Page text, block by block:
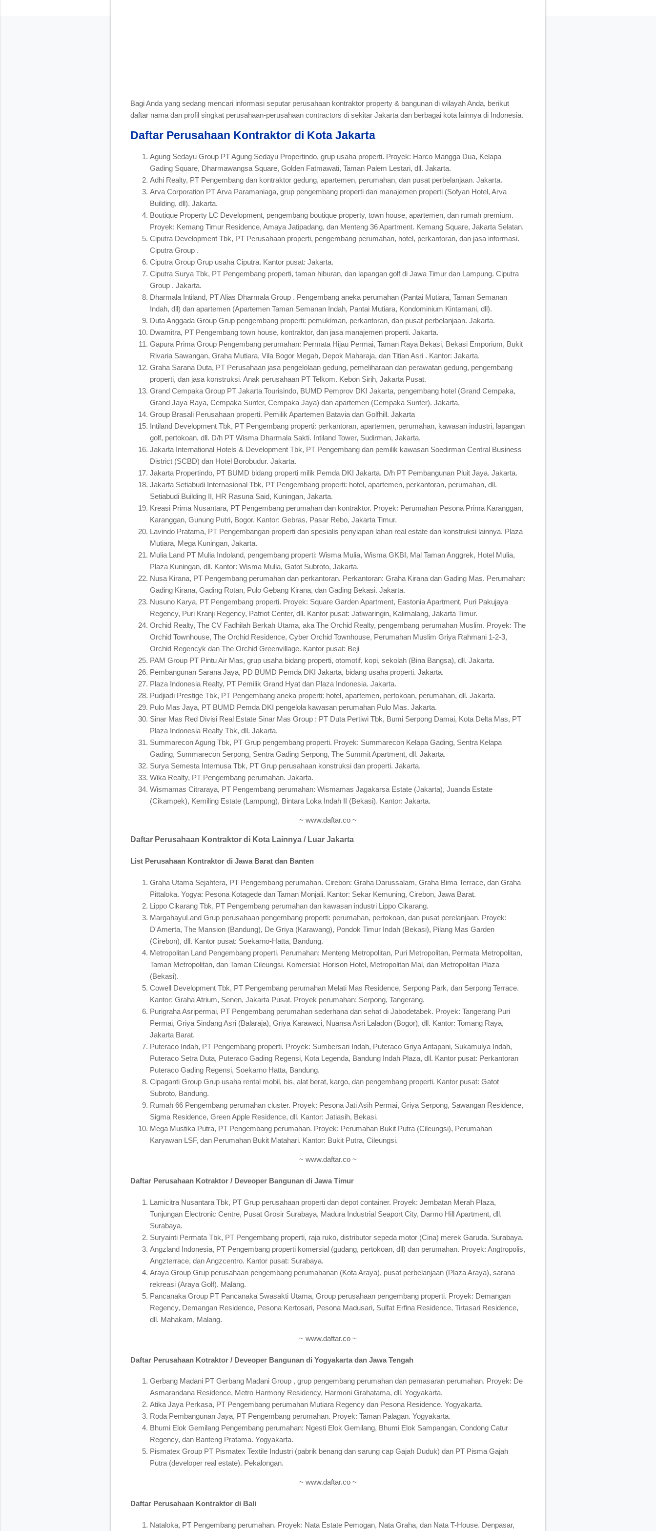
Bagi Anda yang sedang mencari informasi seputar perusahaan kontraktor property & bangunan di wilayah Anda, berikut
daftar nama dan profil singkat perusahaan-perusahaan contractors di sekitar Jakarta dan berbagai kota lainnya di Indonesia.
Daftar Perusahaan Kontraktor di Kota Jakarta
Agung Sedayu Group PT Agung Sedayu Propertindo, grup usaha properti. Proyek: Harco Mangga Dua, Kelapa
Gading Square, Dharmawangsa Square, Golden Fatmawati, Taman Palem Lestari, dll. Jakarta.
Adhi Realty, PT Pengembang dan kontraktor gedung, apartemen, perumahan, dan pusat perbelanjaan. Jakarta.
Arva Corporation PT Arva Paramaniaga, grup pengembang properti dan manajemen properti (Sofyan Hotel, Arva
Building, dll). Jakarta.
Boutique Property LC Development, pengembang boutique property, town house, apartemen, dan rumah premium.
Proyek: Kemang Timur Residence, Amaya Jatipadang, dan Menteng 36 Apartment. Kemang Square, Jakarta Selatan.
Ciputra Development Tbk, PT Perusahaan properti, pengembang perumahan, hotel, perkantoran, dan jasa informasi.
Ciputra Group .
Ciputra Group Grup usaha Ciputra. Kantor pusat: Jakarta.
Ciputra Surya Tbk, PT Pengembang properti, taman hiburan, dan lapangan golf di Jawa Timur dan Lampung. Ciputra
Group . Jakarta.
Dharmala Intiland, PT Alias Dharmala Group . Pengembang aneka perumahan (Pantai Mutiara, Taman Semanan
Indah, dll) dan apartemen (Apartemen Taman Semanan Indah, Pantai Mutiara, Kondominium Kintamani, dll).
Duta Anggada Group Grup pengembang properti: pemukiman, perkantoran, dan pusat perbelanjaan. Jakarta.
Dwamitra, PT Pengembang town house, kontraktor, dan jasa manajemen properti. Jakarta.
Gapura Prima Group Pengembang perumahan: Permata Hijau Permai, Taman Raya Bekasi, Bekasi Emporium, Bukit
Rivaria Sawangan, Graha Mutiara, Vila Bogor Megah, Depok Maharaja, dan Titian Asri . Kantor: Jakarta.
Graha Sarana Duta, PT Perusahaan jasa pengelolaan gedung, pemeliharaan dan perawatan gedung, pengembang
properti, dan jasa konstruksi. Anak perusahaan PT Telkom. Kebon Sirih, Jakarta Pusat.
Grand Cempaka Group PT Jakarta Tourisindo, BUMD Pemprov DKI Jakarta, pengembang hotel (Grand Cempaka,
Grand Jaya Raya, Cempaka Sunter, Cempaka Jaya) dan apartemen (Cempaka Sunter). Jakarta.
Group Brasali Perusahaan properti. Pemilik Apartemen Batavia dan Golfhill. Jakarta
Intiland Development Tbk, PT Pengembang properti: perkantoran, apartemen, perumahan, kawasan industri, lapangan
golf, pertokoan, dll. D/h PT Wisma Dharmala Sakti. Intiland Tower, Sudirman, Jakarta.
Jakarta International Hotels & Development Tbk, PT Pengembang dan pemilik kawasan Soedirman Central Business
District (SCBD) dan Hotel Borobudur. Jakarta.
Jakarta Propertindo, PT BUMD bidang properti milik Pemda DKI Jakarta. D/h PT Pembangunan Pluit Jaya. Jakarta.
Jakarta Setiabudi Internasional Tbk, PT Pengembang properti: hotel, apartemen, perkantoran, perumahan, dll.
Setiabudi Building II, HR Rasuna Said, Kuningan, Jakarta.
Kreasi Prima Nusantara, PT Pengembang perumahan dan kontraktor. Proyek: Perumahan Pesona Prima Karanggan,
Karanggan, Gunung Putri, Bogor. Kantor: Gebras, Pasar Rebo, Jakarta Timur.
Lavindo Pratama, PT Pengembangan properti dan spesialis penyiapan lahan real estate dan konstruksi lainnya. Plaza
Mutiara, Mega Kuningan, Jakarta.
Mulia Land PT Mulia Indoland, pengembang properti: Wisma Mulia, Wisma GKBI, Mal Taman Anggrek, Hotel Mulia,
Plaza Kuningan, dll. Kantor: Wisma Mulia, Gatot Subroto, Jakarta.
Nusa Kirana, PT Pengembang perumahan dan perkantoran. Perkantoran: Graha Kirana dan Gading Mas. Perumahan:
Gading Kirana, Gading Rotan, Pulo Gebang Kirana, dan Gading Bekasi. Jakarta.
Nusuno Karya, PT Pengembang properti. Proyek: Square Garden Apartment, Eastonia Apartment, Puri Pakujaya
Regency, Puri Kranji Regency, Patriot Center, dll. Kantor pusat: Jatiwaringin, Kalimalang, Jakarta Timur.
Orchid Realty, The CV Fadhilah Berkah Utama, aka The Orchid Realty, pengembang perumahan Muslim. Proyek: The
Orchid Townhouse, The Orchid Residence, Cyber Orchid Townhouse, Perumahan Muslim Griya Rahmani 1-2-3,
Orchid Regencyk dan The Orchid Greenvillage. Kantor pusat: Beji
PAM Group PT Pintu Air Mas, grup usaha bidang properti, otomotif, kopi, sekolah (Bina Bangsa), dll. Jakarta.
Pembangunan Sarana Jaya, PD BUMD Pemda DKI Jakarta, bidang usaha properti. Jakarta.
Plaza Indonesia Realty, PT Pemilik Grand Hyat dan Plaza Indonesia. Jakarta.
Pudjiadi Prestige Tbk, PT Pengembang aneka properti: hotel, apartemen, pertokoan, perumahan, dll. Jakarta.
Pulo Mas Jaya, PT BUMD Pemda DKI pengelola kawasan perumahan Pulo Mas. Jakarta.
Sinar Mas Red Divisi Real Estate Sinar Mas Group : PT Duta Pertiwi Tbk, Bumi Serpong Damai, Kota Delta Mas, PT
Plaza Indonesia Realty Tbk, dll. Jakarta.
Summarecon Agung Tbk, PT Grup pengembang properti. Proyek: Summarecon Kelapa Gading, Sentra Kelapa
Gading, Summarecon Serpong, Sentra Gading Serpong, The Summit Apartment, dll. Jakarta.
Surya Semesta Internusa Tbk, PT Grup perusahaan konstruksi dan properti. Jakarta.
Wika Realty, PT Pengembang perumahan. Jakarta.
Wismamas Citraraya, PT Pengembang perumahan: Wismamas Jagakarsa Estate (Jakarta), Juanda Estate
(Cikampek), Kemiling Estate (Lampung), Bintara Loka Indah II (Bekasi). Kantor: Jakarta.
~ www.daftar.co ~
Daftar Perusahaan Kontraktor di Kota Lainnya / Luar Jakarta
List Perusahaan Kontraktor di Jawa Barat dan Banten
Graha Utama Sejahtera, PT Pengembang perumahan. Cirebon: Graha Darussalam, Graha Bima Terrace, dan Graha
Pittaloka. Yogya: Pesona Kotagede dan Taman Monjali. Kantor: Sekar Kemuning, Cirebon, Jawa Barat.
Lippo Cikarang Tbk, PT Pengembang perumahan dan kawasan industri Lippo Cikarang.
MargahayuLand Grup perusahaan pengembang properti: perumahan, pertokoan, dan pusat perelanjaan. Proyek:
D'Amerta, The Mansion (Bandung), De Griya (Karawang), Pondok Timur Indah (Bekasi), Pilang Mas Garden
(Cirebon), dll. Kantor pusat: Soekarno-Hatta, Bandung.
Metropolitan Land Pengembang properti. Perumahan: Menteng Metropolitan, Puri Metropolitan, Permata Metropolitan,
Taman Metropolitan, dan Taman Cileungsi. Komersial: Horison Hotel, Metropolitan Mal, dan Metropolitan Plaza
(Bekasi).
Cowell Development Tbk, PT Pengembang perumahan Melati Mas Residence, Serpong Park, dan Serpong Terrace.
Kantor: Graha Atrium, Senen, Jakarta Pusat. Proyek perumahan: Serpong, Tangerang.
Purigraha Asripermai, PT Pengembang perumahan sederhana dan sehat di Jabodetabek. Proyek: Tangerang Puri
Permai, Griya Sindang Asri (Balaraja), Griya Karawaci, Nuansa Asri Laladon (Bogor), dll. Kantor: Tomang Raya,
Jakarta Barat.
Puteraco Indah, PT Pengembang properti. Proyek: Sumbersari Indah, Puteraco Griya Antapani, Sukamulya Indah,
Puteraco Setra Duta, Puteraco Gading Regensi, Kota Legenda, Bandung Indah Plaza, dll. Kantor pusat: Perkantoran
Puteraco Gading Regensi, Soekarno Hatta, Bandung.
Cipaganti Group Grup usaha rental mobil, bis, alat berat, kargo, dan pengembang properti. Kantor pusat: Gatot
Subroto, Bandung.
Rumah 66 Pengembang perumahan cluster. Proyek: Pesona Jati Asih Permai, Griya Serpong, Sawangan Residence,
Sigma Residence, Green Apple Residence, dll. Kantor: Jatiasih, Bekasi.
Mega Mustika Putra, PT Pengembang perumahan. Proyek: Perumahan Bukit Putra (Cileungsi), Perumahan
Karyawan LSF, dan Perumahan Bukit Matahari. Kantor: Bukit Putra, Cileungsi.
~ www.daftar.co ~
Daftar Perusahaan Kotraktor / Deveoper Bangunan di Jawa Timur
Lamicitra Nusantara Tbk, PT Grup perusahaan properti dan depot container. Proyek: Jembatan Merah Plaza,
Tunjungan Electronic Centre, Pusat Grosir Surabaya, Madura Industrial Seaport City, Darmo Hill Apartment, dll.
Surabaya.
Suryainti Permata Tbk, PT Pengembang properti, raja ruko, distributor sepeda motor (Cina) merek Garuda. Surabaya.
Angzland Indonesia, PT Pengembang properti komersial (gudang, pertokoan, dll) dan perumahan. Proyek: Angtropolis,
Angzterrace, dan Angzcentro. Kantor pusat: Surabaya.
Araya Group Grup perusahaan pengembang perumahanan (Kota Araya), pusat perbelanjaan (Plaza Araya), sarana
rekreasi (Araya Golf). Malang.
Pancanaka Group PT Pancanaka Swasakti Utama, Group perusahaan pengembang properti. Proyek: Demangan
Regency, Demangan Residence, Pesona Kertosari, Pesona Madusari, Sulfat Erfina Residence, Tirtasari Residence,
dll. Mahakam, Malang.
~ www.daftar.co ~
Daftar Perusahaan Kotraktor / Deveoper Bangunan di Yogyakarta dan Jawa Tengah
Gerbang Madani PT Gerbang Madani Group , grup pengembang perumahan dan pemasaran perumahan. Proyek: De
Asmarandana Residence, Metro Harmony Residency, Harmoni Grahatama, dll. Yogyakarta.
Atika Jaya Perkasa, PT Pengembang perumahan Mutiara Regency dan Pesona Residence. Yogyakarta.
Roda Pembangunan Jaya, PT Pengembang perumahan. Proyek: Taman Palagan. Yogyakarta.
Bhumi Elok Gemilang Pengembang perumahan: Ngesti Elok Gemilang, Bhumi Elok Sampangan, Condong Catur
Regency, dan Banteng Pratama. Yogyakarta.
Pismatex Group PT Pismatex Textile Industri (pabrik benang dan sarung cap Gajah Duduk) dan PT Pisma Gajah
Putra (developer real estate). Pekalongan.
~ www.daftar.co ~
Daftar Perusahaan Kontraktor di Bali
Nataloka, PT Pengembang perumahan. Proyek: Nata Estate Pemogan, Nata Graha, dan Nata T-House. Denpasar,